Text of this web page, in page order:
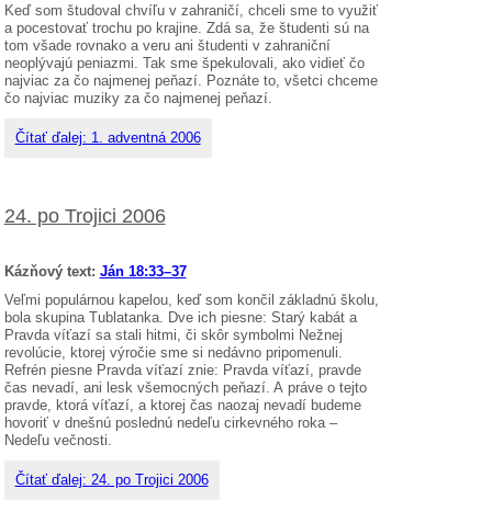
Keď som študoval chvíľu v zahraničí, chceli sme to využiť
a pocestovať trochu po krajine. Zdá sa, že študenti sú na
tom všade rovnako a veru ani študenti v zahraniční
neoplývajú peniazmi. Tak sme špekulovali, ako vidieť čo
najviac za čo najmenej peňazí. Poznáte to, všetci chceme
čo najviac muziky za čo najmenej peňazí.
Čítať ďalej: 1. adventná 2006
24. po Trojici 2006
Kázňový text: Ján 18:33–37
Veľmi populárnou kapelou, keď som končil základnú školu,
bola skupina Tublatanka. Dve ich piesne: Starý kabát a
Pravda víťazí sa stali hitmi, či skôr symbolmi Nežnej
revolúcie, ktorej výročie sme si nedávno pripomenuli.
Refrén piesne Pravda víťazí znie: Pravda víťazí, pravde
čas nevadí, ani lesk všemocných peňazí. A práve o tejto
pravde, ktorá víťazí, a ktorej čas naozaj nevadí budeme
hovoriť v dnešnú poslednú nedeľu cirkevného roka –
Nedeľu večnosti.
Čítať ďalej: 24. po Trojici 2006